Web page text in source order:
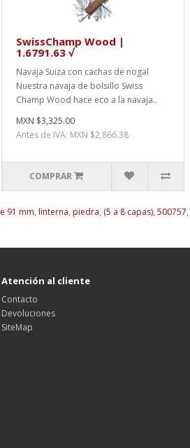
SwissChamp Wood |
1.6791.63 √
Navaja Suiza con cachas de nogal
Nuestra navaja de bolsillo Swiss
Champ Wood hace eco a la navaja..
MXN $3,325.00
Antes de IVA: MXN $2,866.38
COMPRAR
91 mm, linterna, piedra, (5 a 8 capas), 500757,
Atención al cliente
Contacto
Devoluciones
SiteMap